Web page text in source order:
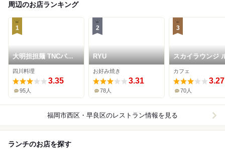
周辺のお店ランキング
1
大明担担麺 TNCパヴ
ェリア店
四川料理
3.35
95人
2
RYU
お好み焼き
3.31
78人
3
スカイラウンジ
ージュ
カフェ
3.27
70人
福岡市西区・早良区のレストラン情報を見る
ランチのお店を探す